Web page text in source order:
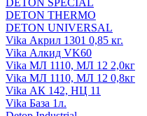
DETON SPECIAL
DETON THERMO
DETON UNIVERSAL
Vika Акрил 1301 0,85 кг.
Vika Алкид VK60
Vika МЛ 1110, МЛ 12 2,0кг
Vika МЛ 1110, МЛ 12 0,8кг
Vika АК 142, НЦ 11
Vika База 1л.